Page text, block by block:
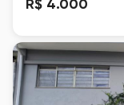
R$ 4.000